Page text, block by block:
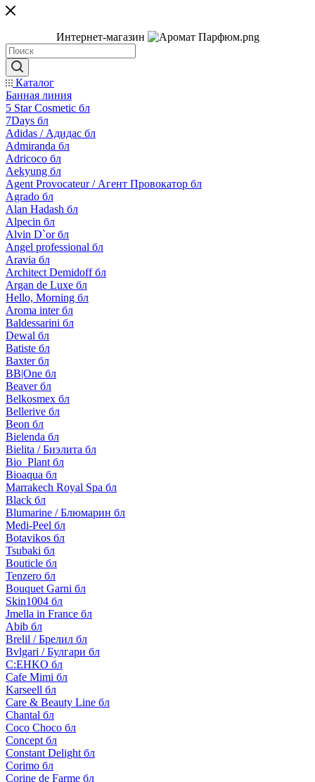
Интернет-магазин
Каталог
Банная линия
5 Star Cosmetic бл
7Days бл
Adidas / Адидас бл
Admiranda бл
Adricoco бл
Aekyung бл
Agent Provocateur / Агент Провокатор бл
Agrado бл
Alan Hadash бл
Alpecin бл
Alvin D`or бл
Angel professional бл
Aravia бл
Architect Demidoff бл
Argan de Luxe бл
Hello, Morning бл
Aroma inter бл
Baldessarini бл
Dewal бл
Batiste бл
Baxter бл
BB|One бл
Beaver бл
Belkosmex бл
Bellerive бл
Beon бл
Bielenda бл
Bielita / Биэлита бл
Bio_Plant бл
Bioaqua бл
Marrakech Royal Spa бл
Black бл
Blumarine / Блюмарин бл
Medi-Peel бл
Botavikos бл
Tsubaki бл
Bouticle бл
Tenzero бл
Bouquet Garni бл
Skin1004 бл
Jmella in France бл
Abib бл
Brelil / Брелил бл
Bvlgari / Булгари бл
C:EHKO бл
Cafe Mimi бл
Karseell бл
Care & Beauty Line бл
Chantal бл
Coco Choco бл
Concept бл
Constant Delight бл
Corimo бл
Corine de Farme бл